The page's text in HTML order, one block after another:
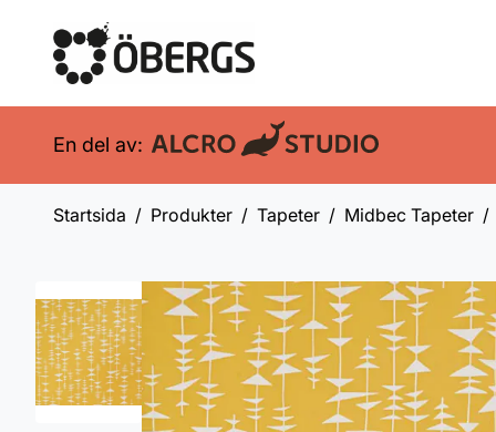
En del av:
Startsida Produkter Tapeter Midbec Tapeter